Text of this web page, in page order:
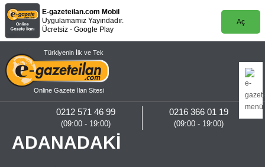
E-gazeteilan.com Mobil
Uygulamamız Yayındadır.
Ücretsiz - Google Play
Aç
Türkiyenin İlk ve Tek
Online Gazete İlan Sitesi
0216 366 01 19
(09:00 - 19:00)
0212 571 46 99
(09:00 - 19:00)
ADANADAKİ